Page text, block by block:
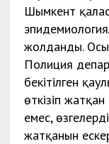
Шымкент
жолданды.
Полиция
бекітілген
өткізіп
емес,
жатқанын